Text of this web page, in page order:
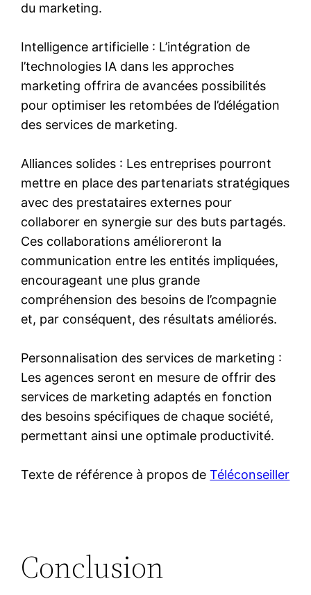
du marketing.
Intelligence artificielle : L’intégration de
l’technologies IA dans les approches
marketing offrira de avancées possibilités
pour optimiser les retombées de l’délégation
des services de marketing.
Alliances solides : Les entreprises pourront
mettre en place des partenariats stratégiques
avec des prestataires externes pour
collaborer en synergie sur des buts partagés.
Ces collaborations amélioreront la
communication entre les entités impliquées,
encourageant une plus grande
compréhension des besoins de l’compagnie
et, par conséquent, des résultats améliorés.
Personnalisation des services de marketing :
Les agences seront en mesure de offrir des
services de marketing adaptés en fonction
des besoins spécifiques de chaque société,
permettant ainsi une optimale productivité.
Texte de référence à propos deTéléconseiller
Conclusion